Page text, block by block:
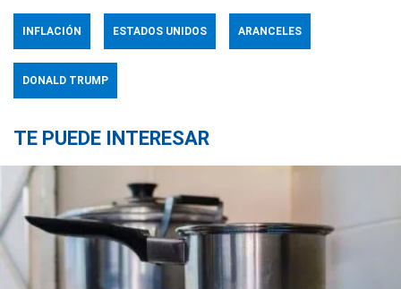
INFLACIÓN ESTADOS UNIDOS ARANCELES
DONALD TRUMP
TE PUEDE INTERESAR